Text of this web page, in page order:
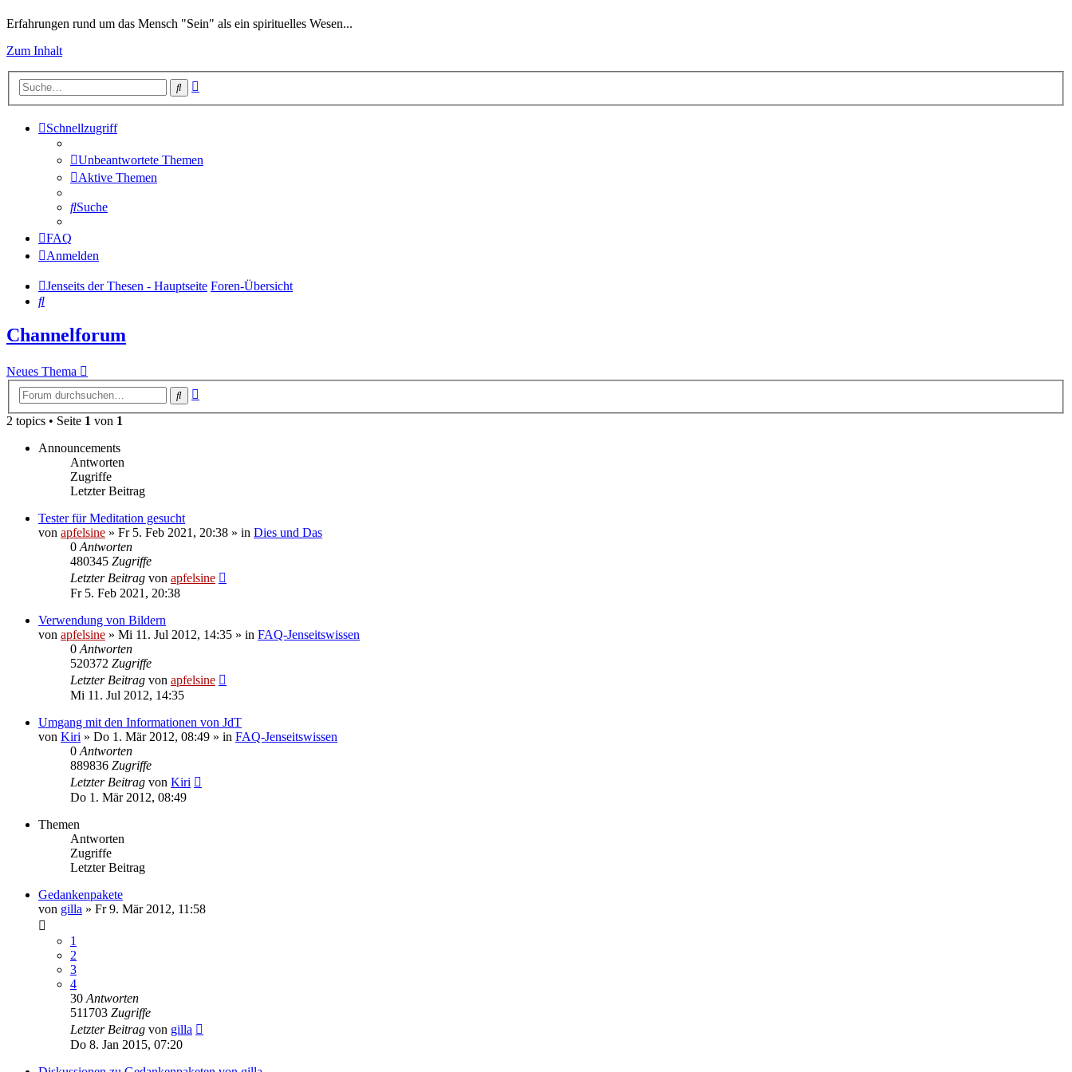
Erfahrungen rund um das Mensch "Sein" als ein spirituelles Wesen...
Zum Inhalt
Suche
Schnellzugriff
Unbeantwortete Themen
Aktive Themen
Suche
FAQ
Anmelden
Jenseits der Thesen - Hauptseite Foren-Übersicht
Suche
Channelforum
Neues Thema
Suche
2 topics • Seite 1 von 1
Announcements
Antworten
Zugriffe
Letzter Beitrag
Tester für Meditation gesucht
von apfelsine » Fr 5. Feb 2021, 20:38 » in Dies und Das
0Antworten
480345 Zugriffe
Letzter Beitrag von apfelsine
Fr 5. Feb 2021, 20:38
Verwendung von Bildern
von apfelsine » Mi 11. Jul 2012, 14:35 » in FAQ-Jenseitswissen
0Antworten
520372 Zugriffe
Letzter Beitrag von apfelsine
Mi 11. Jul 2012, 14:35
Umgang mit den Informationen von JdT
von Kiri » Do 1. Mär 2012, 08:49 » in FAQ-Jenseitswissen
0Antworten
889836 Zugriffe
Letzter Beitrag von Kiri
Do 1. Mär 2012, 08:49
Themen
Antworten
Zugriffe
Letzter Beitrag
Gedankenpakete
von gilla » Fr 9. Mär 2012, 11:58
1
2
3
4
30Antworten
511703 Zugriffe
Letzter Beitrag von gilla
Do 8. Jan 2015, 07:20